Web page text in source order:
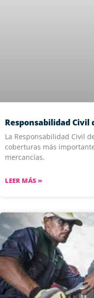
Responsabilidad
La Responsabilidad Civil
coberturas más
mercancías.
LEER MÁS »